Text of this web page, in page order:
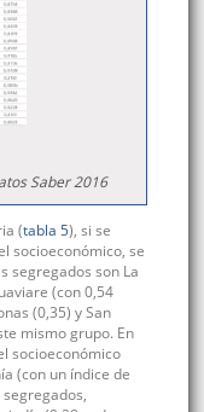
Saber 2016
(tabla 5), si se
socioeconómico, se
segregados son La
(con 0,54
(0,35) y San
mismo grupo. En
socioeconómico
(con un índice de